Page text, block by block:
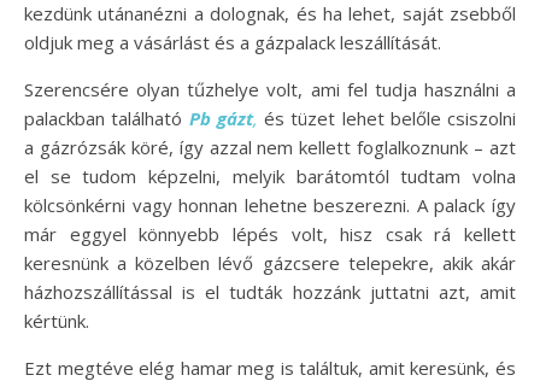
kezdünk utánanézni a dolognak, és ha lehet, saját zsebből
oldjuk meg a vásárlást és a gázpalack leszállítását.
Szerencsére olyan tűzhelye volt, ami fel tudja használni a
palackban található Pb gázt, és tüzet lehet belőle csiszolni
a gázrózsák köré, így azzal nem kellett foglalkoznunk – azt
el se tudom képzelni, melyik barátomtól tudtam volna
kölcsönkérni vagy honnan lehetne beszerezni. A palack így
már eggyel könnyebb lépés volt, hisz csak rá kellett
keresnünk a közelben lévő gázcsere telepekre, akik akár
házhozszállítással is el tudták hozzánk juttatni azt, amit
kértünk.
Ezt megtéve elég hamar meg is találtuk, amit keresünk, és